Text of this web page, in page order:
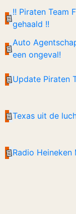
!! Piraten Team
gehaald !!
Auto
een ongeval!
Update Piraten
Texas uit de
Radio Heineken